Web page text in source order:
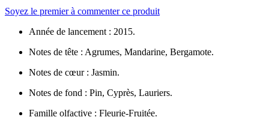
Soyez le premier à commenter ce produit
Année de lancement : 2015.
Notes de tête : Agrumes, Mandarine, Bergamote.
Notes de cœur : Jasmin.
Notes de fond : Pin, Cyprès, Lauriers.
Famille olfactive : Fleurie-Fruitée.